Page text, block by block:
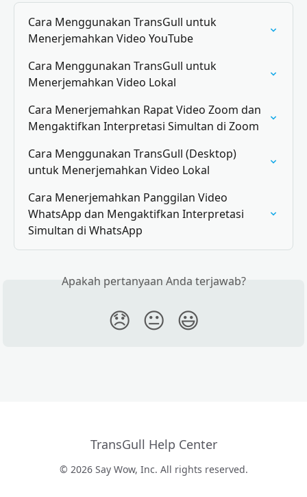
Cara Menggunakan TransGull untuk
Menerjemahkan Video YouTube
Cara Menggunakan TransGull untuk
Menerjemahkan Video Lokal
Cara Menerjemahkan Rapat Video Zoom dan
Mengaktifkan Interpretasi Simultan di Zoom
Cara Menggunakan TransGull (Desktop)
untuk Menerjemahkan Video Lokal
Cara Menerjemahkan Panggilan Video
WhatsApp dan Mengaktifkan Interpretasi
Simultan di WhatsApp
Apakah pertanyaan Anda terjawab?
😞 😐 😃
TransGull Help Center
© 2026 Say Wow, Inc. All rights reserved.